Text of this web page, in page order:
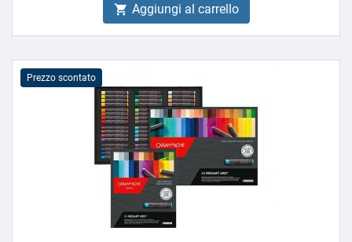
 Aggiungi al carrello
Prezzo scontato